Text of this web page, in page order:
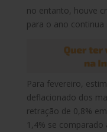
no entanto, houve
para o ano continua
Para fevereiro,
deflacionado dos
retração de 0,8%
1,4% se